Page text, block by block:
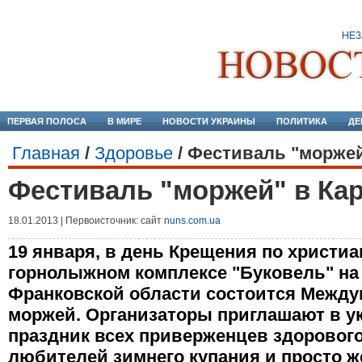
ПЕРВАЯ ПОЛОСА В МИРЕ НОВОСТИ УКРАИНЫ ПОЛИТИКА
Главная / Здоровье / Фестиваль
Фестиваль "моржей" в
18.01.2013 | Первоисточник: сайт nuns.com.ua
19 января, в день Крещения по
горнолыжном комплексе "Буковель"
Франковской области состоится
моржей. Организаторы приглашают в
праздник всех приверженцев
любителей зимнего купания и просто